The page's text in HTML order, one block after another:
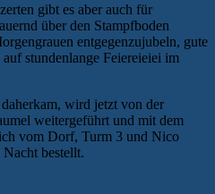
gibt es aber auch für
über den Stampfboden
entgegenzujubeln, gute
stundenlange Feiereieiei im
wird jetzt von der
weitergeführt und mit dem
vom Dorf, Turm 3 und Nico
bestellt.